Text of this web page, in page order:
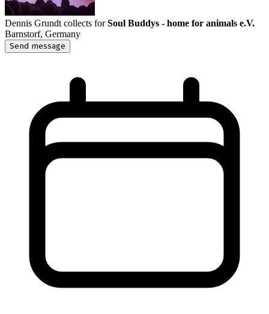
Dennis Grundt collects forSoul Buddys - home for animals e.V.
Barnstorf, Germany
Send message